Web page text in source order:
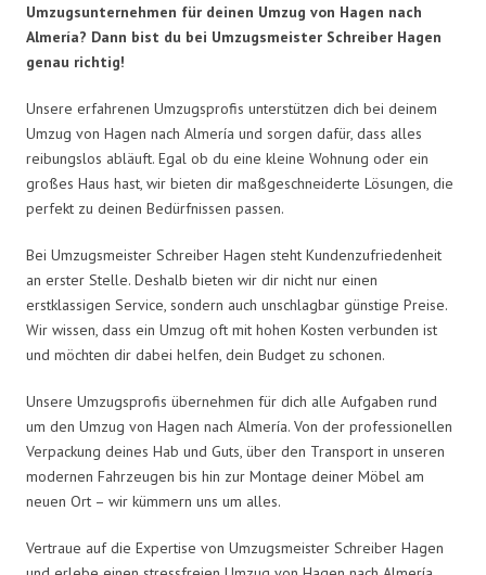
Umzugsunternehmen für deinen Umzug von Hagen nach
Almería? Dann bist du bei Umzugsmeister Schreiber Hagen
genau richtig!
Unsere erfahrenen Umzugsprofis unterstützen dich bei deinem
Umzug von Hagen nach Almería und sorgen dafür, dass alles
reibungslos abläuft. Egal ob du eine kleine Wohnung oder ein
großes Haus hast, wir bieten dir maßgeschneiderte Lösungen, die
perfekt zu deinen Bedürfnissen passen.
Bei Umzugsmeister Schreiber Hagen steht Kundenzufriedenheit
an erster Stelle. Deshalb bieten wir dir nicht nur einen
erstklassigen Service, sondern auch unschlagbar günstige Preise.
Wir wissen, dass ein Umzug oft mit hohen Kosten verbunden ist
und möchten dir dabei helfen, dein Budget zu schonen.
Unsere Umzugsprofis übernehmen für dich alle Aufgaben rund
um den Umzug von Hagen nach Almería. Von der professionellen
Verpackung deines Hab und Guts, über den Transport in unseren
modernen Fahrzeugen bis hin zur Montage deiner Möbel am
neuen Ort – wir kümmern uns um alles.
Vertraue auf die Expertise von Umzugsmeister Schreiber Hagen